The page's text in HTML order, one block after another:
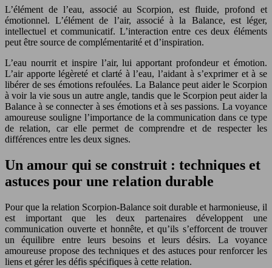
L’élément de l’eau, associé au Scorpion, est fluide, profond et
émotionnel. L’élément de l’air, associé à la Balance, est léger,
intellectuel et communicatif. L’interaction entre ces deux éléments
peut être source de complémentarité et d’inspiration.
L’eau nourrit et inspire l’air, lui apportant profondeur et émotion.
L’air apporte légèreté et clarté à l’eau, l’aidant à s’exprimer et à se
libérer de ses émotions refoulées. La Balance peut aider le Scorpion
à voir la vie sous un autre angle, tandis que le Scorpion peut aider la
Balance à se connecter à ses émotions et à ses passions. La voyance
amoureuse souligne l’importance de la communication dans ce type
de relation, car elle permet de comprendre et de respecter les
différences entre les deux signes.
Un amour qui se construit : techniques et
astuces pour une relation durable
Pour que la relation Scorpion-Balance soit durable et harmonieuse, il
est important que les deux partenaires développent une
communication ouverte et honnête, et qu’ils s’efforcent de trouver
un équilibre entre leurs besoins et leurs désirs. La voyance
amoureuse propose des techniques et des astuces pour renforcer les
liens et gérer les défis spécifiques à cette relation.